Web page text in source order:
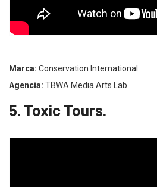
Marca: Conservation International.
Agencia: TBWA Media Arts Lab.
5. Toxic Tours.